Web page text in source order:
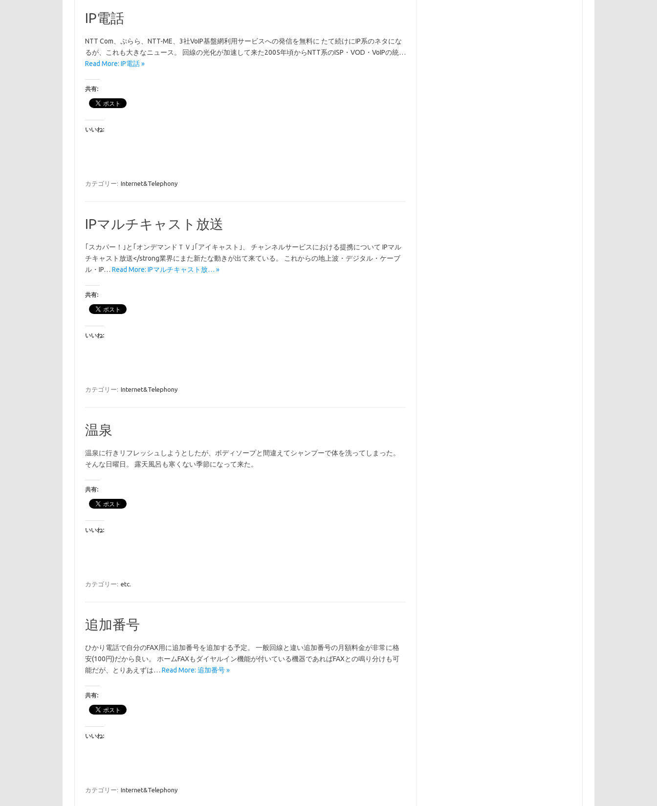
IP電話
NTT Com、ぷらら、NTT-ME、3社VoIP基盤網利用サービスへの発信を無料に たて続けにIP系のネタにな
るが、これも大きなニュース。 回線の光化が加速して来た2005年頃からNTT系のISP・VOD・VoIPの統…
Read More: IP電話 »
共有:
いいね:
カテゴリー: Internet&Telephony
IPマルチキャスト放送
｢スカパー！｣と｢オンデマンドＴＶ｣｢アイキャスト｣、 チャンネルサービスにおける提携について IPマル
チキャスト放送</strong業界にまた新たな動きが出て来ている。 これからの地上波・デジタル・ケーブ
ル・IP… Read More: IPマルチキャスト放… »
共有:
いいね:
カテゴリー: Internet&Telephony
温泉
温泉に行きリフレッシュしようとしたが、ボディソープと間違えてシャンプーで体を洗ってしまった。
そんな日曜日。 露天風呂も寒くない季節になって来た。
共有:
いいね:
カテゴリー: etc.
追加番号
ひかり電話で自分のFAX用に追加番号を追加する予定。 一般回線と違い追加番号の月額料金が非常に格
安(100円)だから良い。 ホームFAXもダイヤルイン機能が付いている機器であればFAXとの鳴り分けも可
能だが、とりあえずは… Read More: 追加番号 »
共有:
いいね:
カテゴリー: Internet&Telephony